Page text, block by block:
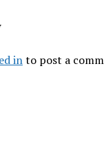
in to post a